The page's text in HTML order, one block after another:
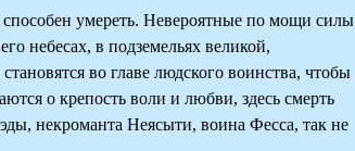
умереть. Невероятные по мощи силы
небесах, в подземельях великой,
во главе людского воинства, чтобы
о крепость воли и любви, здесь смерть
некроманта Неясыти, воина Фесса, так не